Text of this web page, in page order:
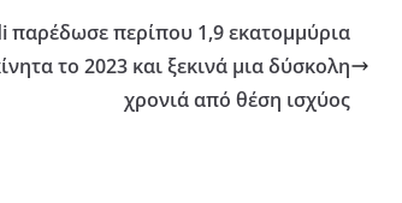
παρέδωσε περίπου 1,9 εκατομμύρια
το 2023 και ξεκινά μια δύσκολη
χρονιά από θέση ισχύος